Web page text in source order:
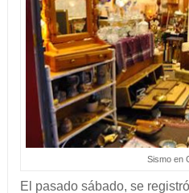
Sismo en
El pasado sábado, se